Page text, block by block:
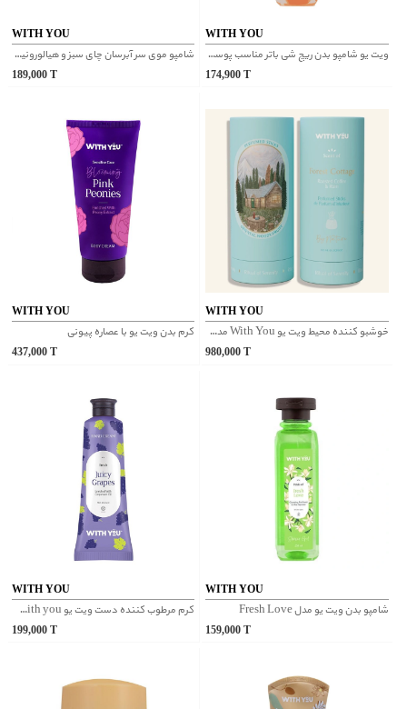
WITH YOU
شامپو موی سر آبرسان چای سبز و هیالورونیک اسید ویت یو
189,000T
WITH YOU
ویت یو شامپو بدن ریچ شی باتر مناسب پوست های خشک تا خیلی خشک 250میل
174,900 T
WITH YOU
کرم بدن ویت یو با عصاره پیونی
437,000T
WITH YOU
خوشبو کننده محیط ویت یو With You مدل Forest Cottage
980,000 T
WITH YOU
کرم مرطوب کننده دست ویت یو With you مدل هسته انگور
199,000T
WITH YOU
شامپو بدن ویت یو مدل Fresh Love
159,000 T